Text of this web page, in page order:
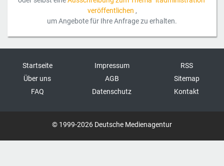
veröffentlichen ,
um Angebote für Ihre Anfrage zu erhalten.
Startseite
Über uns
FAQ
Impressum
AGB
Datenschutz
RSS
Sitemap
Kontakt
© 1999-2026 Deutsche Medienagentur